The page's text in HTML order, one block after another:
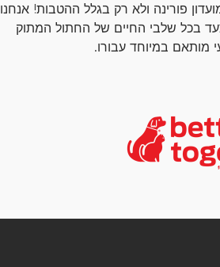
פורינה ולא רק בגלל ההטבות! אנחנו
בכל שלבי החיים של החתול המתוק
מותאם במיוחד עבורו.